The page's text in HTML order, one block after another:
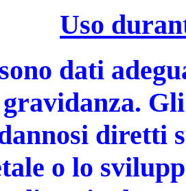
Uso
dati
diretti
o lo